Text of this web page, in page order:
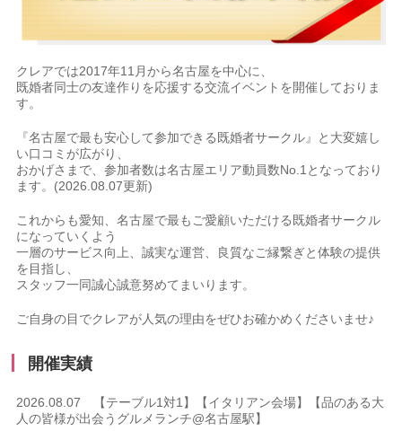
クレアでは2017年11月から名古屋を中心に、
既婚者同士の友達作りを応援する交流イベントを開催しておりま
す。
『名古屋で最も安心して参加できる既婚者サークル』と大変嬉し
い口コミが広がり、
おかげさまで、参加者数は名古屋エリア動員数No.1となっており
ます。(2026.08.07更新)
これからも愛知、名古屋で最もご愛顧いただける既婚者サークル
になっていくよう
一層のサービス向上、誠実な運営、良質なご縁繋ぎと体験の提供
を目指し、
スタッフ一同誠心誠意努めてまいります。
ご自身の目でクレアが人気の理由をぜひお確かめくださいませ♪
開催実績
2026.08.07 【テーブル1対1】【イタリアン会場】【品のある大
人の皆様が出会うグルメランチ@名古屋駅】